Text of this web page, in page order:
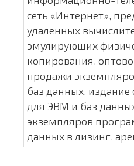
сеть «Интернет»,
удаленных
эмулирующих
копирования,
продажи
баз данных,
для ЭВМ и баз
экземпляров
данных в лизинг,